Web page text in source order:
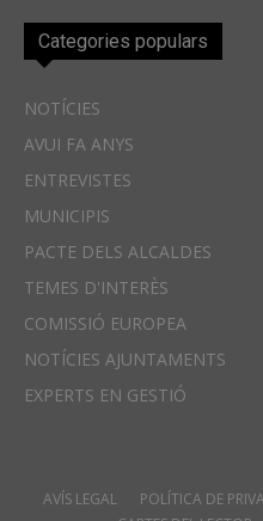
Categories populars
NOTÍCIES
AVUI FA ANYS
ENTREVISTES
MUNICIPIS
PACTE DELS ALCALDES
TEMES D'INTERÈS
COMISSIÓ EUROPEA
NOTÍCIES AJUNTAMENTS
EXPERTS EN GESTIÓ
AVÍS LEGAL POLÍTICA DE